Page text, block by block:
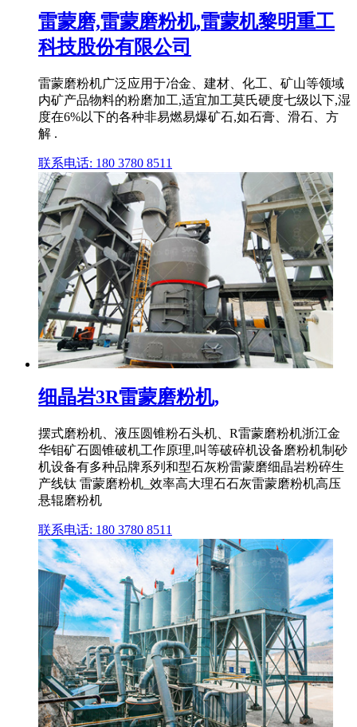
雷蒙磨,雷蒙磨粉机,雷蒙机黎明重工
科技股份有限公司
雷蒙磨粉机广泛应用于冶金、建材、化工、矿山等领域
内矿产品物料的粉磨加工,适宜加工莫氏硬度七级以下,湿
度在6%以下的各种非易燃易爆矿石,如石膏、滑石、方
解 .
联系电话: 180 3780 8511
细晶岩3R雷蒙磨粉机,
摆式磨粉机、液压圆锥粉石头机、R雷蒙磨粉机浙江金
华钼矿石圆锥破机工作原理,叫等破碎机设备磨粉机制砂
机设备有多种品牌系列和型石灰粉雷蒙磨细晶岩粉碎生
产线钛 雷蒙磨粉机_效率高大理石石灰雷蒙磨粉机高压
悬辊磨粉机
联系电话: 180 3780 8511